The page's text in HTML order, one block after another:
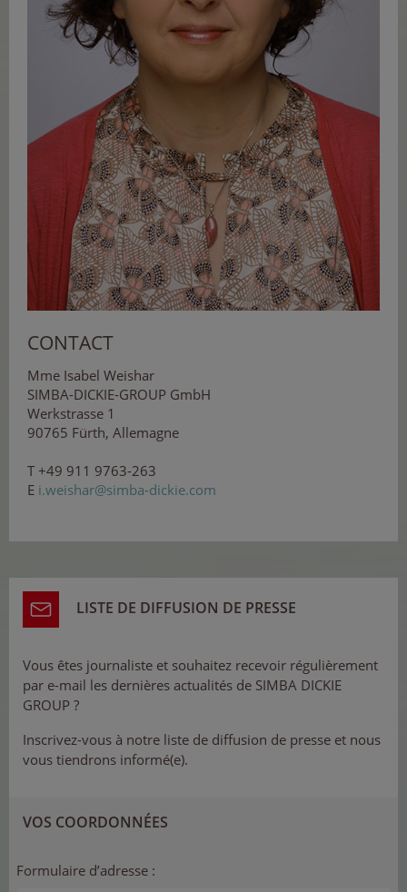
CONTACT
Mme Isabel Weishar
SIMBA-DICKIE-GROUP GmbH
Werkstrasse 1
90765 Fürth, Allemagne
T +49 911 9763-263
E i.weishar@simba-dickie.com
LISTE DE DIFFUSION DE PRESSE
Vous êtes journaliste et souhaitez recevoir régulièrement
par e-mail les dernières actualités de SIMBA DICKIE
GROUP ?
Inscrivez-vous à notre liste de diffusion de presse et nous
vous tiendrons informé(e).
VOS COORDONNÉES
Formulaire d’adresse :